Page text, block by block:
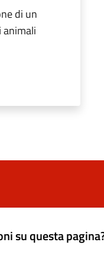
di un
su questa